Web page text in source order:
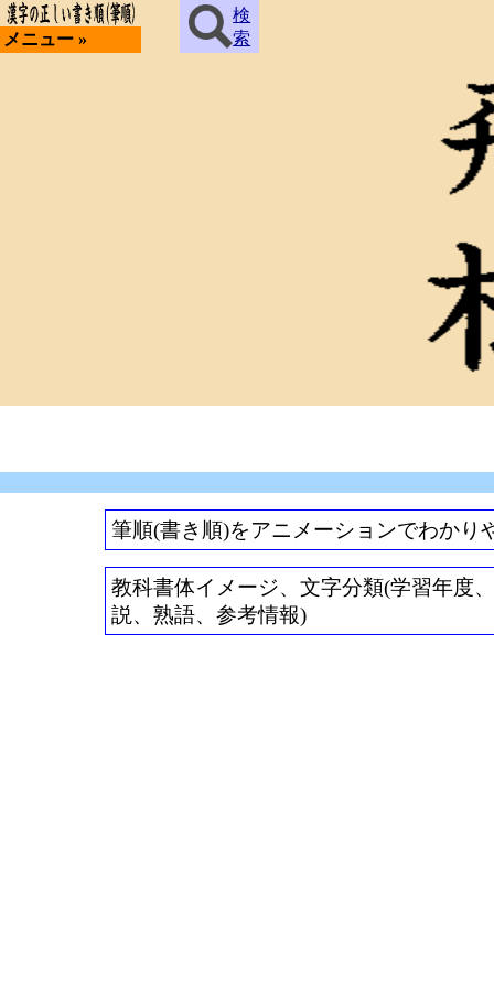
メニュー »
検
索
筆順(書き順)をアニメーションでわかり
教科書体イメージ、文字分類(学習年度
説、熟語、参考情報)